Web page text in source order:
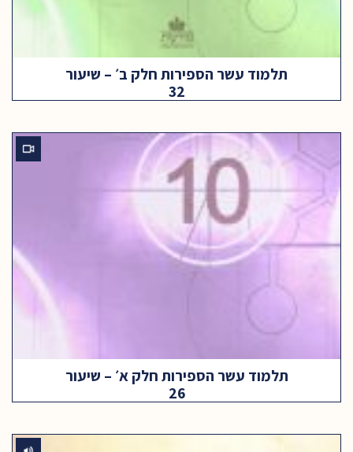
תלמוד עשר הספירות חלק ב׳ – שיעור
32
תלמוד עשר הספירות חלק א׳ – שיעור
26